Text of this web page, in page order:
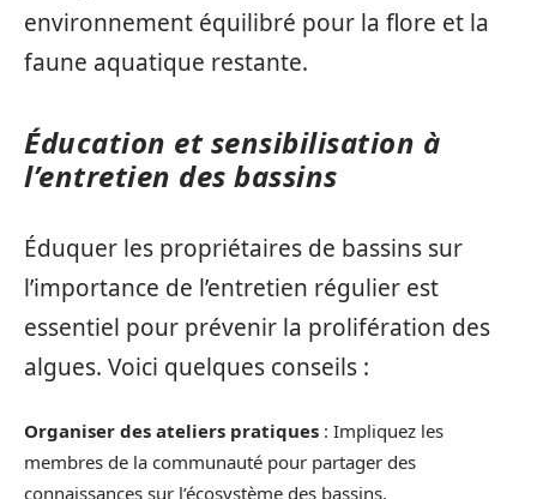
environnement équilibré pour la flore et la
faune aquatique restante.
Éducation et sensibilisation à
l’entretien des bassins
Éduquer les propriétaires de bassins sur
l’importance de l’entretien régulier est
essentiel pour prévenir la prolifération des
algues. Voici quelques conseils :
Organiser des ateliers pratiques : Impliquez les
membres de la communauté pour partager des
connaissances sur l’écosystème des bassins.